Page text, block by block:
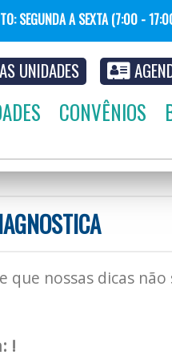
SEGUNDAASEXTA (7:00 -
UNIDADES
CONVÊNIOS
que nossas dicas
!